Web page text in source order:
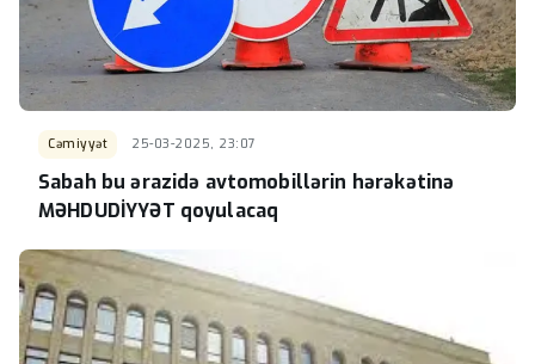
Cəmiyyət 25-03-2025, 23:07
Sabah bu ərazidə avtomobillərin hərəkətinə
MƏHDUDİYYƏT qoyulacaq